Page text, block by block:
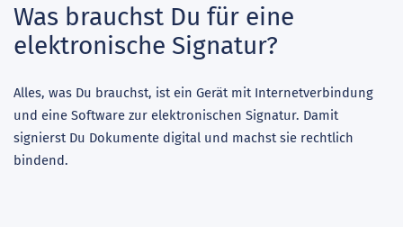
Was brauchst Du für eine
elektronische Signatur?
Alles, was Du brauchst, ist ein Gerät mit Internetverbindung
und eine Software zur elektronischen Signatur. Damit
signierst Du Dokumente digital und machst sie rechtlich
bindend.